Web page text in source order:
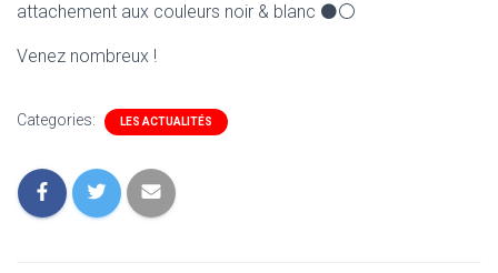
attachement aux couleurs noir & blanc ⚫️⚪️
Venez nombreux !
Categories: LES ACTUALITÉS